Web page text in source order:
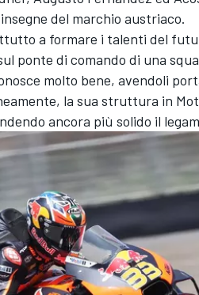
del marchio austriaco.
a formare i talenti del
ponte di comando di una
molto bene, avendoli
la sua struttura in
ancora più solido il